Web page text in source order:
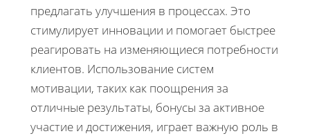
предлагать улучшения в процессах. Это
стимулирует инновации и помогает быстрее
реагировать на изменяющиеся потребности
клиентов. Использование систем
мотивации, таких как поощрения за
отличные результаты, бонусы за активное
участие и достижения, играет важную роль в